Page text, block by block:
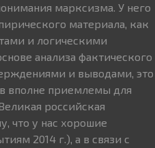
марксизма. У него
материала, как
и логическими
анализа фактического
и выводами, это
вполне приемлемы для
российская
что у нас хорошие
2014 г.), а в связи с